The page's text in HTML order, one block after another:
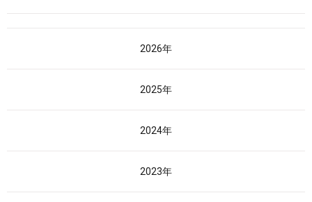
2026年
2025年
2024年
2023年